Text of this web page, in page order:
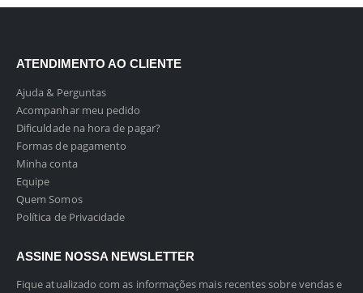
ATENDIMENTO AO CLIENTE
Ajuda & Perguntas
Acompanhar meu pedido
Dificuldade na hora de pagar?
Formas de pagamento
Minha conta
Equipe
Quem Somos
Política de Privacidade
ASSINE NOSSA NEWSLETTER
Fique atualizado com as informações mais recentes sobre vendas e